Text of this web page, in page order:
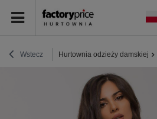
Wstecz Hurtownia odzieży damskiej